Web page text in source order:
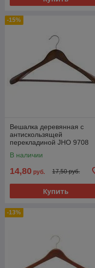
-15%
Вешалка деревянная с
антискользящей
перекладиной JHО 9708
В наличии
14,80 руб. 17,50 руб.
Купить
-13%